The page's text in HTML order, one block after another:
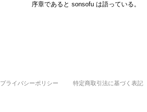
序章であると sonsofu は語っている。
プライバシーポリシー 特定商取引法に基づく表記